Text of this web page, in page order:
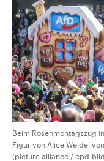
Beim Rosenmontagszug
Figur von Alice Weidel
(picture alliance / epd-